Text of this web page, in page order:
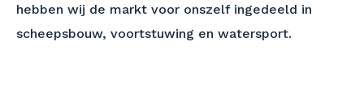
hebben wij de markt voor onszelf ingedeeld in
scheepsbouw, voortstuwing en watersport.